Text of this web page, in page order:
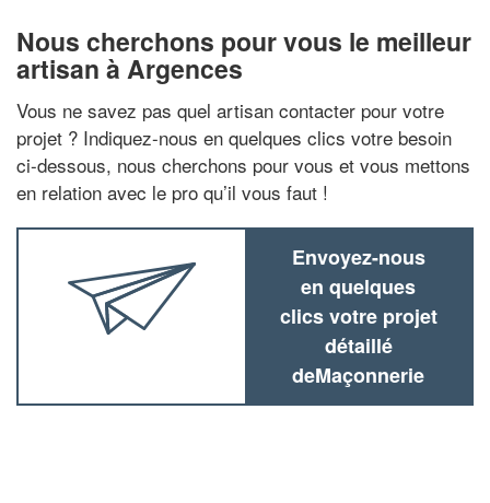
Nous cherchons pour vous le meilleur
artisan à Argences
Vous ne savez pas quel artisan contacter pour votre
projet ? Indiquez-nous en quelques clics votre besoin
ci-dessous, nous cherchons pour vous et vous mettons
en relation avec le pro qu’il vous faut !
Envoyez-nous
en quelques
clics votre projet
détaillé
deMaçonnerie